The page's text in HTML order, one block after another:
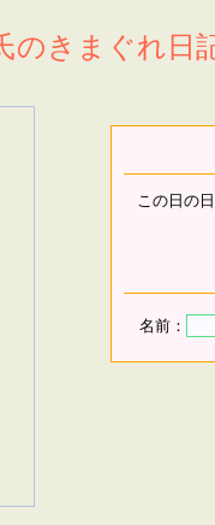
のきまぐれ日
この日の
名前：